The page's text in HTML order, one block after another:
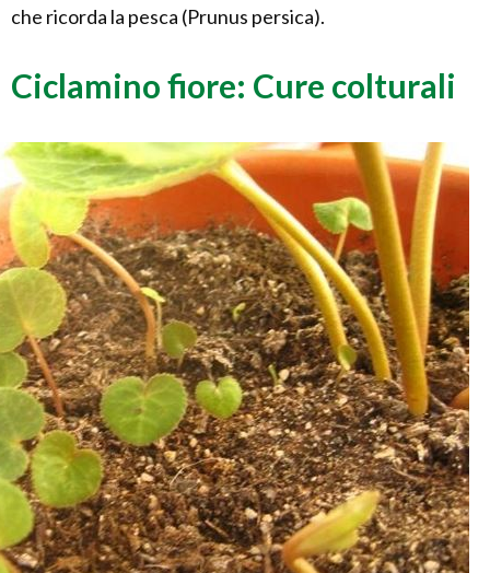
che ricorda la pesca (Prunus persica).
Ciclamino fiore: Cure colturali